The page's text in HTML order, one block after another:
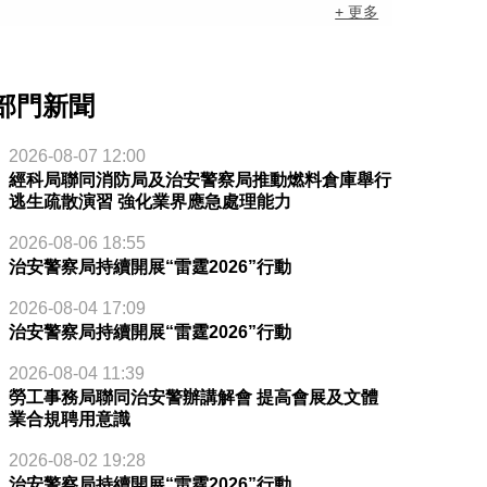
+ 更多
門新聞
2026-08-07 12:00
經科局聯同消防局及治安警察局推動燃料倉庫舉行
逃生疏散演習 強化業界應急處理能力
2026-08-06 18:55
治安警察局持續開展“雷霆2026”行動
2026-08-04 17:09
治安警察局持續開展“雷霆2026”行動
2026-08-04 11:39
勞工事務局聯同治安警辦講解會 提高會展及文體
業合規聘用意識
2026-08-02 19:28